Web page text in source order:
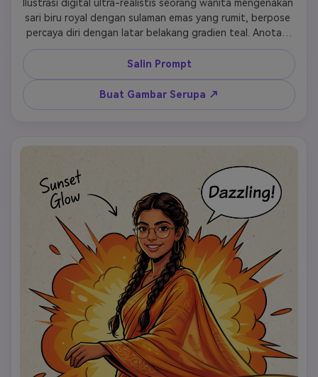
Ilustrasi digital ultra-realistis seorang wanita mengenakan
sari biru royal dengan sulaman emas yang rumit, berpose
percaya diri dengan latar belakang gradien teal. Anotasi
tulisan tangan 'Confidence Queen' dan 'Blue Magic' di
atas kertas bergaris. Balon ucapan buku komik bertuliskan
'Stunning!' dan 'Elegant Vibes'. Garis hitam tebal, palet
warna pop art dengan sorotan biru elektrik, pencahayaan
dinamis, fitur wajah ultra-detail, resolusi 8k, komposisi
Salin Prompt
Buat Gambar Serupa ↗